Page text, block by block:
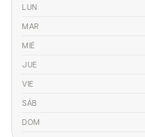
LUN
MAR
MIÉ
JUE
VIE
SÁB
DOM